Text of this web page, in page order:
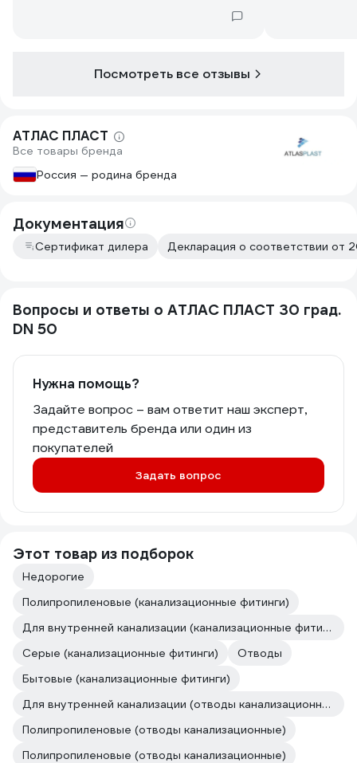
Посмотреть все отзывы
АТЛАС ПЛАСТ
Все товары бренда
Россия — родина бренда
Документация
Сертификат дилера Декларация о соответствии от
Вопросы и ответы о АТЛАС ПЛАСТ 30 град.
DN 50
Нужна помощь?
Задайте вопрос – вам ответит наш эксперт,
представитель бренда или один из
покупателей
Задать вопрос
Этот товар из подборок
Недорогие
Полипропиленовые (канализационные фитинги)
Для внутренней канализации (канализационные фитинги)
Серые (канализационные фитинги)
Отводы
Бытовые (канализационные фитинги)
Для внутренней канализации (отводы канализационные)
Полипропиленовые (отводы канализационные)
Полипропиленовые (отводы канализационные)